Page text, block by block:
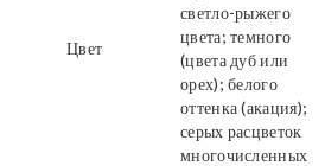
Цвет
светло-рыжего
цвета; темного
(цвета дуб или
орех); белого
оттенка (акация);
серых расцветок
многочисленных